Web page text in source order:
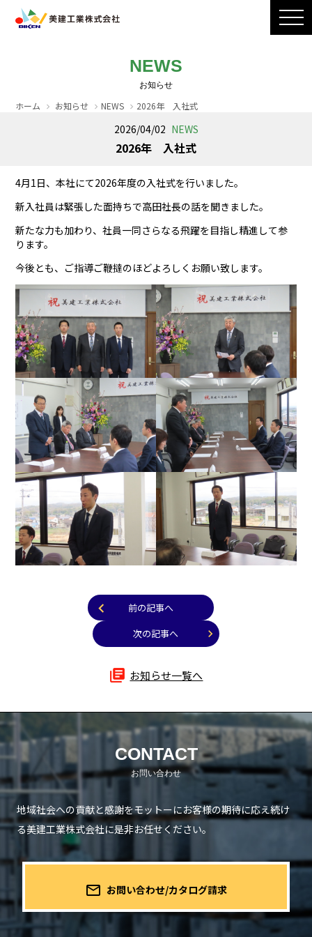
製品ラインナップ
CADダウンロード
NEWS
ホーム お知らせ NEWS 2026年 入社式
2026/04/02 NEWS
2026年 入社式
4月1日、本社にて2026年度の入社式を行いました。
新入社員は緊張した面持ちで高田社長の話を聞きました。
新たな力も加わり、社員一同さらなる飛躍を目指し精進して参
ります。
今後とも、ご指導ご鞭撻のほどよろしくお願い致します。
前の記事へ
次の記事へ
library_books お知らせ一覧へ
CONTACT
地域社会への貢献と感謝をモットーにお客様の期待に応え続け
る美建工業株式会社に是非お任せください。
mail_outline お問い合わせ/カタログ請求